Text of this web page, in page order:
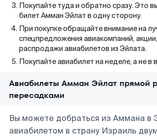
Покупайте туда и обратно сразу. Это
билет Амман Эйлат в одну сторону.
При покупке обращайте внимание на
спецпредложения авиакомпаний,
распродажи авиабилетов из Эйлата.
Покупайте авиабилет на неделе, а не в
Авиабилеты Амман Эйлат прямой
пересадками
Вы можете добраться из Аммана в
авиабилетом в страну Израиль